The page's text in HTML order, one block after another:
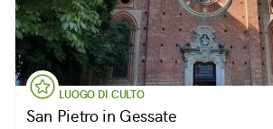
LUOGO DI CULTO
San Pietro in Gessate